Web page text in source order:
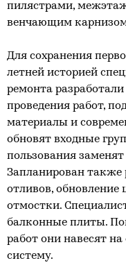
пилястрами,
венчающим
Для сохранения
летней историей
ремонта
проведения работ,
материалы и
обновят входные
пользования
Запланирован также
отливов, обновление
отмостки.
балконные плиты.
работ они навесят
систему.